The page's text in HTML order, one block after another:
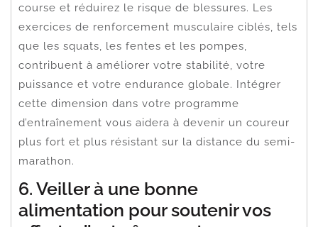
course et réduirez le risque de blessures. Les
exercices de renforcement musculaire ciblés, tels
que les squats, les fentes et les pompes,
contribuent à améliorer votre stabilité, votre
puissance et votre endurance globale. Intégrer
cette dimension dans votre programme
d’entraînement vous aidera à devenir un coureur
plus fort et plus résistant sur la distance du semi-
marathon.
6. Veiller à une bonne
alimentation pour soutenir vos